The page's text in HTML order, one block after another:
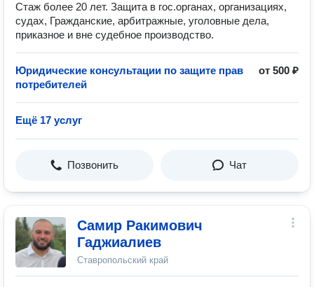
Стаж более 20 лет. Защита в гос.органах, организациях,
судах, Гражданские, арбитражные, уголовные дела,
приказное и вне судебное производство.
Юридические консультации по защите прав
потребителей
от 500 ₽
Ещё 17 услуг
Позвонить Чат
Самир Ракимович
Гаджиалиев
Ставропольский край